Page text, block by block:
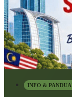
INFO &